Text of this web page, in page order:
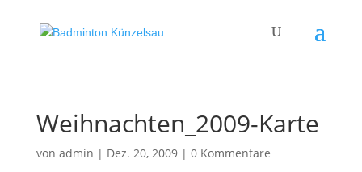
Weihnachten_2009-Karte
von admin | Dez. 20, 2009| 0 Kommentare